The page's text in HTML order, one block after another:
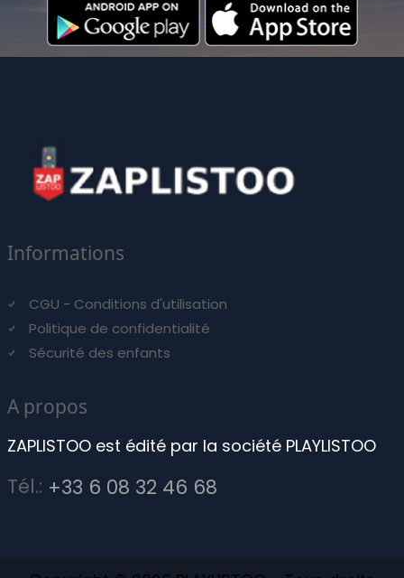
Informations
CGU - Conditions d'utilisation
Politique de confidentialité
Sécurité des enfants
A propos
ZAPLISTOO est édité par la société PLAYLISTOO
Tél.: +33 6 08 32 46 68